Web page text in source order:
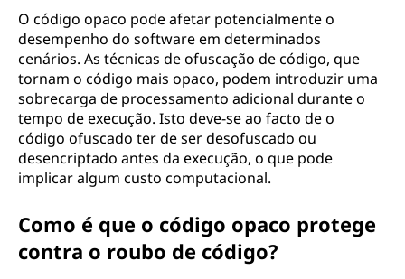
O código opaco pode afetar potencialmente o
desempenho do software em determinados
cenários. As técnicas de ofuscação de código, que
tornam o código mais opaco, podem introduzir uma
sobrecarga de processamento adicional durante o
tempo de execução. Isto deve-se ao facto de o
código ofuscado ter de ser desofuscado ou
desencriptado antes da execução, o que pode
implicar algum custo computacional.
Como é que o código opaco protege
contra o roubo de código?